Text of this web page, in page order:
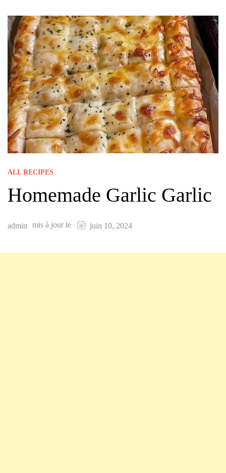
ALL RECIPES
Homemade Garlic Garlic
admin mis à jour le juin 10, 2024